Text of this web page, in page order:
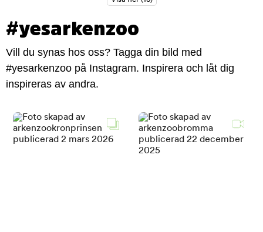
#yesarkenzoo
Vill du synas hos oss? Tagga din bild med
#yesarkenzoo på Instagram. Inspirera och låt dig
inspireras av andra.